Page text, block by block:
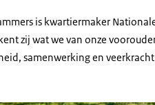
is kwartiermaker
zij wat we van onze
samenwerking en